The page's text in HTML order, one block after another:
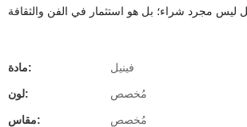
مادة: فينيل
لون: مُخصص
مقاس: مُخصص